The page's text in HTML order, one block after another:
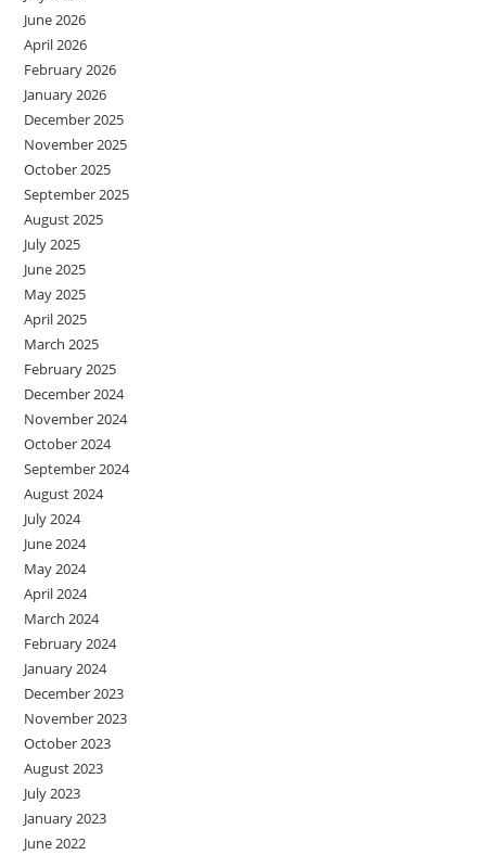
June 2026
April 2026
February 2026
January 2026
December 2025
November 2025
October 2025
September 2025
August 2025
July 2025
June 2025
May 2025
April 2025
March 2025
February 2025
December 2024
November 2024
October 2024
September 2024
August 2024
July 2024
June 2024
May 2024
April 2024
March 2024
February 2024
January 2024
December 2023
November 2023
October 2023
August 2023
July 2023
January 2023
June 2022